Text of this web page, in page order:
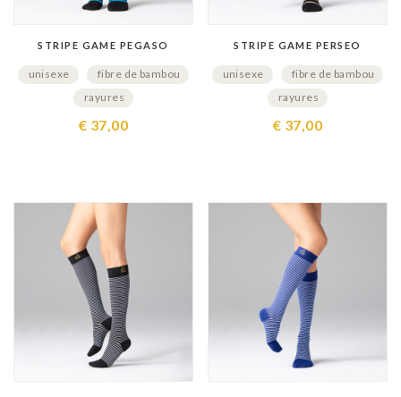
STRIPE GAME PEGASO
unisexe
fibre de bambou
rayures
€ 37,00
STRIPE GAME PERSEO
unisexe
fibre de bambou
rayures
€ 37,00